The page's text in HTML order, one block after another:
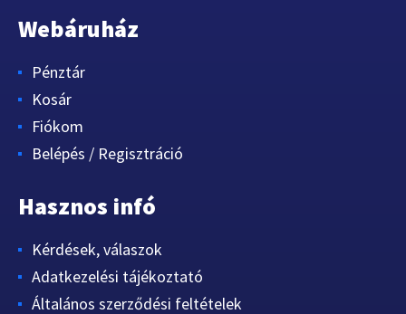
Webáruház
Pénztár
Kosár
Fiókom
Belépés / Regisztráció
Hasznos infó
Kérdések, válaszok
Adatkezelési tájékoztató
Általános szerződési feltételek